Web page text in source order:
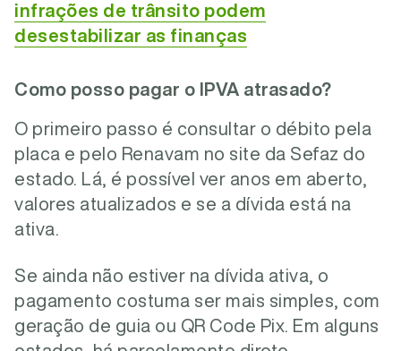
infrações de trânsito podem
desestabilizar as finanças
Como posso pagar o IPVA atrasado?
O primeiro passo é consultar o débito pela
placa e pelo Renavam no site da Sefaz do
estado. Lá, é possível ver anos em aberto,
valores atualizados e se a dívida está na
ativa.
Se ainda não estiver na dívida ativa, o
pagamento costuma ser mais simples, com
geração de guia ou QR Code Pix. Em alguns